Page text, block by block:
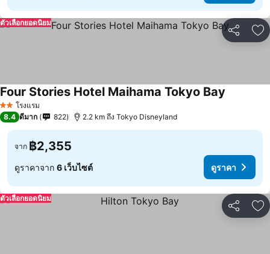
แชร์ เ
ตัวเลือกยอดนิยม
2 ดาวโรงแรม
Four Stories Hotel Maihama Tokyo Bay
8.4 ดีมาก 822 2.2 km ถึง Tokyo Disneyland
จาก ฿2,355
ดูราคาจาก 6 เว็บไซต์ ดูราคา
แชร์ เ
ตัวเลือกยอดนิยม